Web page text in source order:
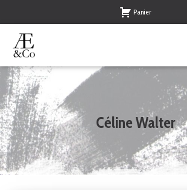
Panier
Céline Walter